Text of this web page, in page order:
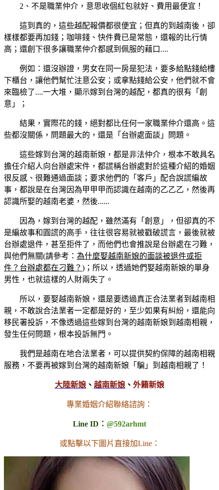
2、不是職業仲介，意思收個紅包就好、費用最便宜！
這到真的，這些越配報價都很便宜；但真的到越南後，卻
樣樣都要再加錢；咖啡錢、快件費已是常態，還報的比行情
高；還創下很多讓職業仲介都感到佩服的藉口....
例如：還沒辦證，男女在同一房是犯法，要多給點錢給樓
下櫃台，讓他們幫忙注意公安；或拿點錢給公安，他們就不會
來臨檢了....一大堆，顯示嫁到台灣的越配，都真的很有「創
意」；
結果，實際花的錢，絕對都比任何一家職業仲介還高。這
些都沒關係，問題最大的，還是「台辦處面談」問題。
這些嫁到台灣的越南新娘，都是非法仲介，根本不敢具名
擔任介紹人向台辦處宋件，都謊稱台辦處對於這種介紹的婚姻
很反感、很難通過面談；要求他們的「客戶」配合說謊編故
事，都說是在台灣因為甲甲甲而認識在越南的乙乙乙，然後再
認識所娶的越南老婆，然後......
因為，嫁到台灣的越配，雖然滿有「創意」，但卻真的不
是編故事和圓謊的高手，往往很容易就被戳破謊言，最後就被
台辦處退件，甚至拒件了，而他們也會推說是台辦處在刁難，
與他們無關(請參考： 為什麼娶越南新娘的面談被退件或拒
件？台辦處都在刁難？ )；所以，透過她們娶越南新娘的單身
男性，也就這樣的人財兩失了。
所以，要娶越南新娘，還是要透過真正合法業者到越南相
親，不敢說合法業者一定都是好的，至少如果有糾紛，還能向
移民署投訴，不像透過這些嫁到台灣的越南新娘到越南相親，
發生任何問題，根本投訴無門。
我們是越南在地合法業者，可以提供契約保障的越南相親
服務，不要再被嫁到台灣的越南新娘「騙」到越南相親了！
大陸新娘 、 越南新娘 、 外籍新娘
專業婚姻介紹聯絡諮詢：
Line ID： @592arhmt
或點擊以下圖片直接加Line：